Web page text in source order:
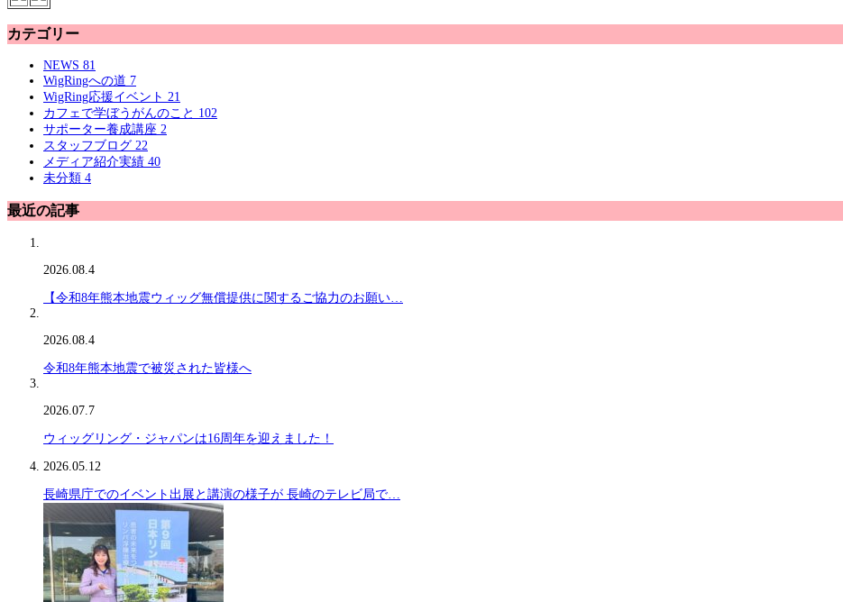
カテゴリー
NEWS 81
WigRingへの道 7
WigRing応援イベント 21
カフェで学ぼうがんのこと 102
サポーター養成講座 2
スタッフブログ 22
メディア紹介実績 40
未分類 4
最近の記事
2026.08.4
【令和8年熊本地震ウィッグ無償提供に関するご協力のお願い…
2026.08.4
令和8年熊本地震で被災された皆様へ
2026.07.7
ウィッグリング・ジャパンは16周年を迎えました！
2026.05.12
長崎県庁でのイベント出展と講演の様子が 長崎のテレビ局で…